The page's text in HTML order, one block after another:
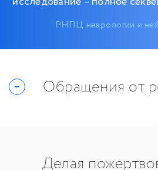
РНПЦ неврологии и
Обращения от
Делая